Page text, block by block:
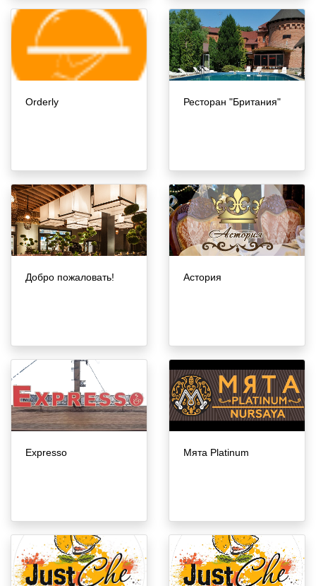
Orderly Ресторан "Британия"
Добро пожаловать! Астория
Expresso Мята Platinum